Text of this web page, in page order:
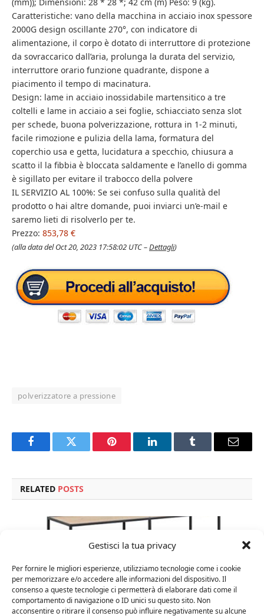
Gestisci la tua privacy
Per fornire le migliori esperienze, utilizziamo tecnologie come i cookie
per memorizzare e/o accedere alle informazioni del dispositivo. Il
consenso a queste tecnologie ci permetterà di elaborare dati come il
comportamento di navigazione o ID unici su questo sito. Non
acconsentire o ritirare il consenso può influire negativamente su alcune
Caratteristiche: vano della macchina in acciaio inox spessore
2000G design oscillante 270°, con indicatore di
alimentazione, il corpo è dotato di interruttore di protezione
da sovraccarico dall’aria, prolunga la durata del servizio,
interruttore orario funzione quadrante, dispone a
piacimento il tempo di macinatura.
Design: lame in acciaio inossidabile martensitico a tre
coltelli e lame in acciaio a sei foglie, schiacciato senza slot
per schede, buona polverizzazione, rottura in 1-2 minuti,
facile rimozione e pulizia della lama, formatura del
coperchio usa e getta, lucidatura a specchio, chiusura a
scatto il la fibbia è bloccata saldamente e l’anello di gomma
è sigillato per evitare il trabocco della polvere
IL SERVIZIO AL 100%: Se sei confuso sulla qualità del
prodotto o hai altre domande, puoi inviarci un’e-mail e
saremo lieti di risolverlo per te.
Prezzo: 853,78 €
(alla data del Oct 20, 2023 17:58:02 UTC –Dettagli)
polverizzatore a pressione
FacebookTwitter Pinterest LinkedInTumblr Email
RELATED POSTS